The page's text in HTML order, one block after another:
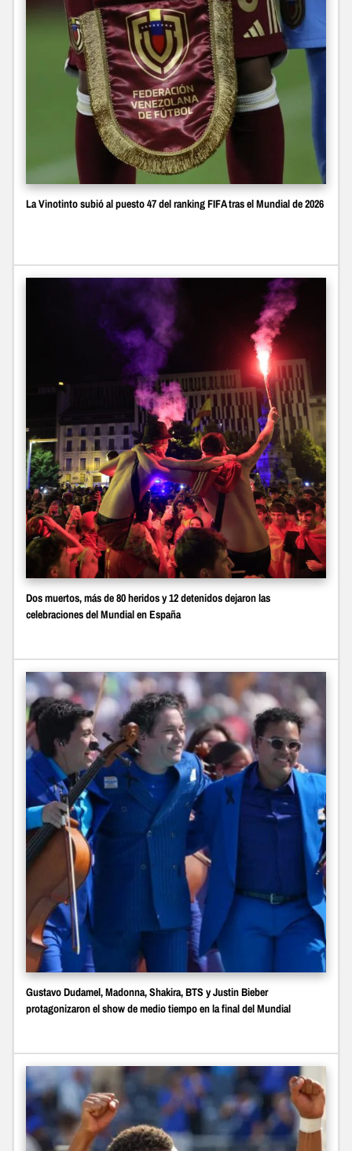
La Vinotinto subió al puesto 47 del ranking FIFA tras el Mundial de 2026
Dos muertos, más de 80 heridos y 12 detenidos dejaron las
celebraciones del Mundial en España
Gustavo Dudamel, Madonna, Shakira, BTS y Justin Bieber
protagonizaron el show de medio tiempo en la final del Mundial